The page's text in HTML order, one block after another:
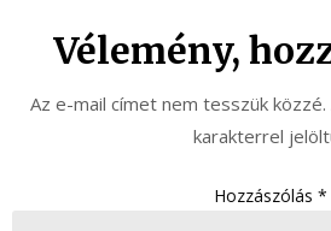
Vélemény,
Az e-mail címet nem tesszük közzé.
karakterrel
Hozzászólás *